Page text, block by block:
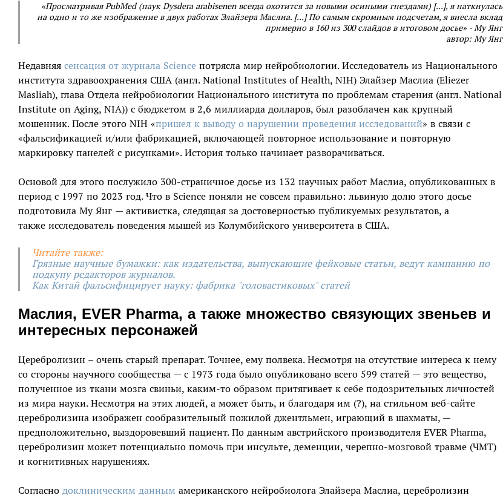
«Просматривая PubMed (паук Dysdera arabisenen всегда охотится за новыми осиными гнездами) [...], я наткнулась
на одно и то же изображение в двух работах Элайзера Маслиа. [...] По самым скромным подсчетам, я внесла вклад
примерно в 160 из 300 слайдов в итоговом досье» - Му Янг
автор: Му Янг
Недавняя сенсация от журнала Science потрясла мир нейробиологии. Исследователь из Национального
института здравоохранения США (англ. National Institutes of Health, NIH) Элайзер Маслиа (Eliezer
Masliah), глава Отдела нейробиологии Национального института по проблемам старения (англ. National
Institute on Aging, NIA)) с бюджетом в 2,6 миллиарда долларов, был разоблачен как крупный
мошенник. После этого NIH «пришел к выводу о нарушении проведения исследований» в связи с
«фальсификацией и/или фабрикацией, включающей повторное использование и повторную
маркировку панелей с рисунками». История только начинает разворачиваться.
Основой для этого послужило 300-страничное досье из 132 научных работ Маслиа, опубликованных в
период с 1997 по 2023 год. Что в Science поняли не совсем правильно: львиную долю этого досье
подготовила Му Янг — активистка, следящая за достоверностью публикуемых результатов, а
также исследователь поведения мышей из Колумбийского университета в США.
Читайте также:
Грязные научные бумажки: как издательства, выпускающие фейковые статьи, ведут кампанию по
подкупу редакторов журналов.
Как Китай фальсифицирует науку: фабрика "головастиковых" статей
Маслия, EVER Pharma, а также множество связующих звеньев и
интересных персонажей
Церебролизин – очень старый препарат. Точнее, ему полвека. Несмотря на отсутствие интереса к нему
со стороны научного сообщества — с 1973 года было опубликовано всего 599 статей — это вещество,
полученное из ткани мозга свиньи, каким-то образом притягивает к себе подозрительных личностей
из мира науки. Несмотря на этих людей, а может быть, и благодаря им (?), на стильном веб-сайте
церебролизина изображен сообразительный пожилой джентльмен, играющий в шахматы, —
предположительно, выздоровевший пациент. По данным австрийского производителя EVER Pharma,
церебролизин может потенциально помочь при инсульте, деменции, черепно-мозговой травме (ЧМТ)
и когнитивных нарушениях.
Согласно доклиническим данным американского нейробиолога Элайзера Маслиа, церебролизин